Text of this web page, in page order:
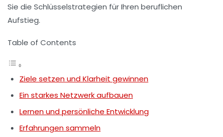
Sie die Schlüsselstrategien für Ihren beruflichen
Aufstieg.
Table of Contents
Ziele setzen und Klarheit gewinnen
Ein starkes Netzwerk aufbauen
Lernen und persönliche Entwicklung
Erfahrungen sammeln